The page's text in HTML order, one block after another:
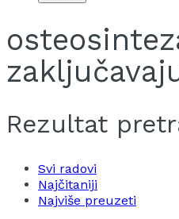
Rezultat
Svi radovi
Najčitaniji
Najviše preuzeti